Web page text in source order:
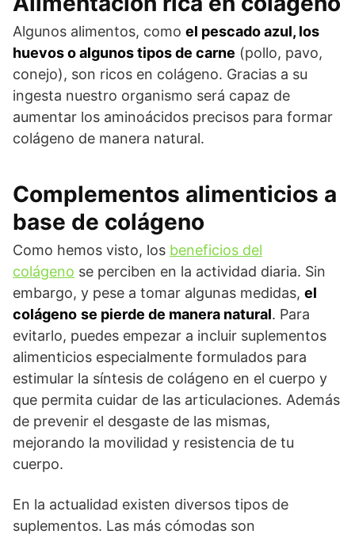
Algunos alimentos, como el pescado azul, los
huevos o algunos tipos de carne (pollo, pavo,
conejo), son ricos en colágeno. Gracias a su
ingesta nuestro organismo será capaz de
aumentar los aminoácidos precisos para formar
colágeno de manera natural.
Complementos alimenticios a
base de colágeno
Como hemos visto, los beneficios del
colágeno se perciben en la actividad diaria. Sin
embargo, y pese a tomar algunas medidas, el
colágeno se pierde de manera natural. Para
evitarlo, puedes empezar a incluir suplementos
alimenticios especialmente formulados para
estimular la síntesis de colágeno en el cuerpo y
que permita cuidar de las articulaciones. Además
de prevenir el desgaste de las mismas,
mejorando la movilidad y resistencia de tu
cuerpo.
En la actualidad existen diversos tipos de
suplementos. Las más cómodas son